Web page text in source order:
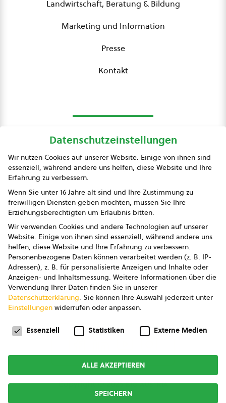
Landwirtschaft, Beratung & Bildung
Marketing und Information
Presse
Kontakt
Presse
Impressum
Datenschutz
AGB
AGB Marketing GmbH
AGB Bildung
Newsletter
Copyright © 2026bio austria
Datenschutzeinstellungen
Wir nutzen Cookies auf unserer Website. Einige von ihnen sind
essenziell, während andere uns helfen, diese Website und Ihre
Erfahrung zu verbessern.
Wenn Sie unter 16 Jahre alt sind und Ihre Zustimmung zu
freiwilligen Diensten geben möchten, müssen Sie Ihre
Erziehungsberechtigten um Erlaubnis bitten.
Wir verwenden Cookies und andere Technologien auf unserer
Website. Einige von ihnen sind essenziell, während andere uns
helfen, diese Website und Ihre Erfahrung zu verbessern.
Personenbezogene Daten können verarbeitet werden (z. B. IP-
Adressen), z. B. für personalisierte Anzeigen und Inhalte oder
Anzeigen- und Inhaltsmessung. Weitere Informationen über die
Verwendung Ihrer Daten finden Sie in unserer
Datenschutzerklärung. Sie können Ihre Auswahl jederzeit unter
Einstellungen widerrufen oder anpassen.
Datenschutzeinstellungen
Essenziell Statistiken Externe Medien
ALLE AKZEPTIEREN
SPEICHERN